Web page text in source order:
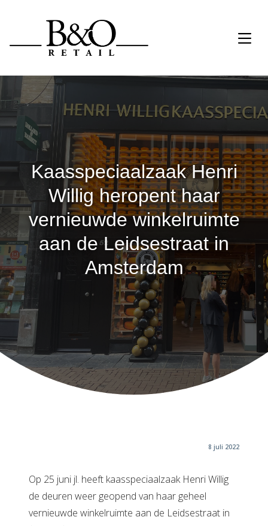
Kaasspeciaalzaak Henri
Willig heropent haar
vernieuwde winkelruimte
aan de Leidsestraat in
Amsterdam
8 juli 2022
Op 25 juni jl. heeft kaasspeciaalzaak Henri Willig
de deuren weer geopend van haar geheel
vernieuwde winkelruimte aan de Leidsestraat in